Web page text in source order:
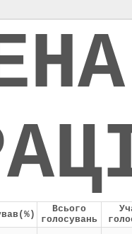
Всього
голосувань